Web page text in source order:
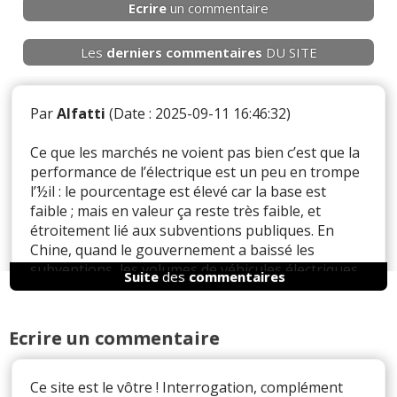
Ecrire un commentaire
Les derniers commentaires DU SITE
ParAlfatti(Date : 2025-09-11 16:46:32)
Ce que les marchés ne voient pas bien c’est que la
performance de l’électrique est un peu en trompe
l’½il : le pourcentage est élevé car la base est
faible ; mais en valeur ça reste très faible, et
étroitement lié aux subventions publiques. En
Chine, quand le gouvernement a baissé les
subventions, les volumes de véhicules électriques
ont baissé de 40% du jour au lendemain.
Je suis convaincu que l’avenir est à l’électrique,
mais il faudra un mix de technologies pour
technologies ne sont pas encore prêtes. Elles vont
Suitedescommentaires
Ecrire un commentaire
Ce site est le vôtre ! Interrogation, complément